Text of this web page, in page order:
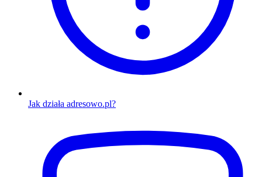
Jak działa adresowo.pl?